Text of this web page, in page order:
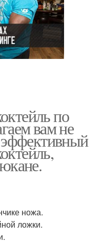
по
вам не
ножа.
ложки.